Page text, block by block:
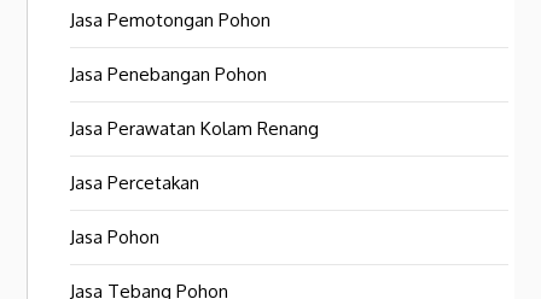
Jasa Pemotongan Pohon
Jasa Penebangan Pohon
Jasa Perawatan Kolam Renang
Jasa Percetakan
Jasa Pohon
Jasa Tebang Pohon